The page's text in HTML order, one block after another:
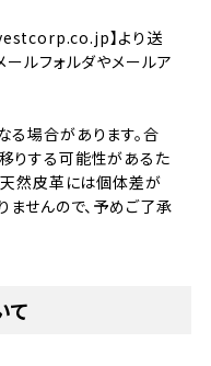
】より送
ールフォルダやメールア
場合があります。合
りする可能性があるた
天然皮革には個体差が
ませんので、予めご了承
て